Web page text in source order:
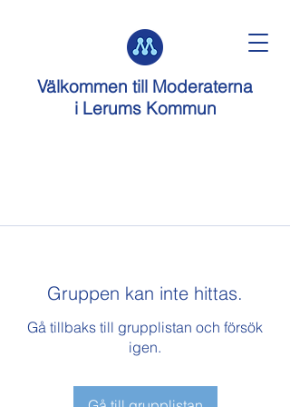
Välkommen till Moderaterna
i Lerums Kommun
Gruppen kan inte hittas.
Gå tillbaks till grupplistan och försök
igen.